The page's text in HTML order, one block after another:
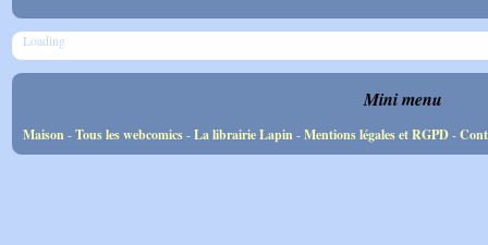
Loading
Mini menu
Maison-Tous les webcomics-La librairie Lapin-Mentions légales et RGPD-